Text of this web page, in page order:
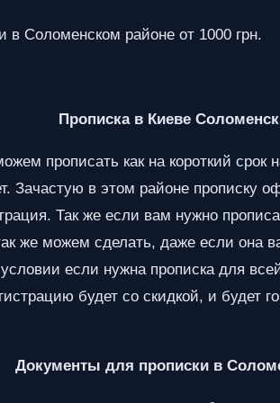
в Соломенском районе от 1000 грн.
Прописка в Киеве
прописать как на короткий срок
Зачастую в этом районе прописку
Так же если вам нужно
же можем сделать, даже если она
если нужна прописка для
будет со скидкой, и будет
Документы для прописки в